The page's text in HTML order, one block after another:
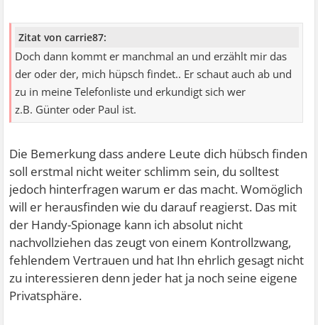
Zitat von carrie87:
Doch dann kommt er manchmal an und erzählt mir das
der oder der, mich hüpsch findet.. Er schaut auch ab und
zu in meine Telefonliste und erkundigt sich wer
z.B. Günter oder Paul ist.
Die Bemerkung dass andere Leute dich hübsch finden
soll erstmal nicht weiter schlimm sein, du solltest
jedoch hinterfragen warum er das macht. Womöglich
will er herausfinden wie du darauf reagierst. Das mit
der Handy-Spionage kann ich absolut nicht
nachvollziehen das zeugt von einem Kontrollzwang,
fehlendem Vertrauen und hat Ihn ehrlich gesagt nicht
zu interessieren denn jeder hat ja noch seine eigene
Privatsphäre.